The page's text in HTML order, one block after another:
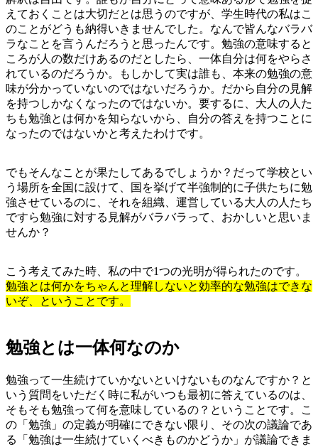
えておくことは大切だとは思うのですが、学生時代の私はこ
のことがどうも納得いきませんでした。なんで皆んなバラバ
ラなことを言うんだろうと思ったんです。勉強の意味すると
ころが人の数だけあるのだとしたら、一体自分は何をやらさ
れているのだろうか。もしかして実は誰も、本来の勉強の意
味が分かっていないのではないだろうか。だから自分の見解
を持つしかなくなったのではないか。要するに、大人の人た
ちも勉強とは何かを知らないから、自分の答えを持つことに
なったのではないかと考えたわけです。
でもそんなことが果たしてあるでしょうか？だって学校とい
う場所を全国に設けて、国を挙げて半強制的に子供たちに勉
強させているのに、それを組織、運営している大人の人たち
ですら勉強に対する見解がバラバラって、おかしいと思いま
せんか？
こう考えてみた時、私の中で1つの光明が得られたのです。
勉強とは何かをちゃんと理解しないと効率的な勉強はできな
いぞ、ということです。
勉強とは一体何なのか
勉強って一生続けていかないといけないものなんですか？と
いう質問をいただく時に私がいつも最初に答えているのは、
そもそも勉強って何を意味しているの？ということです。こ
の「勉強」の定義が明確にできない限り、その次の議論であ
る「勉強は一生続けていくべきものかどうか」が議論できま